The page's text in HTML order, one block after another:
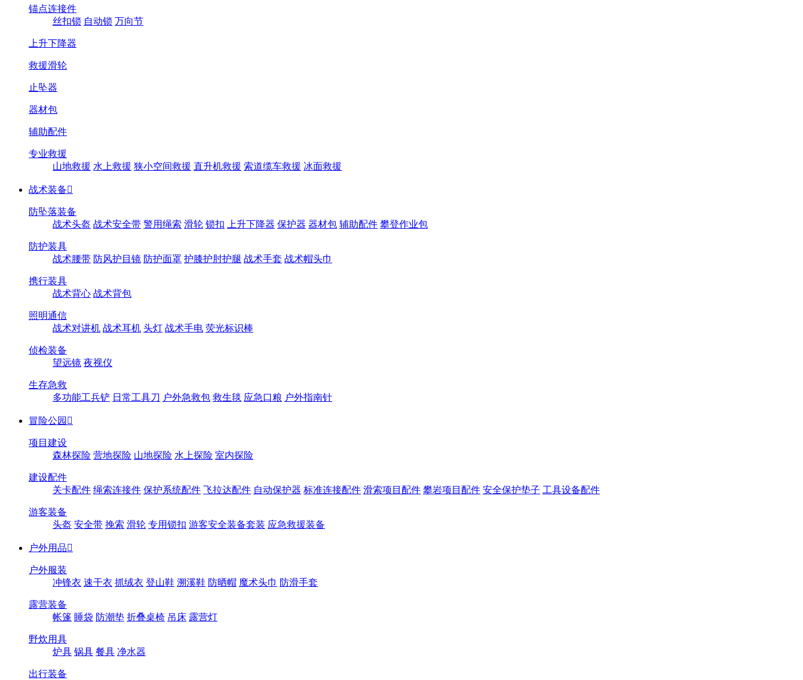
锚点连接件
丝扣锁 自动锁 万向节
上升下降器
救援滑轮
止坠器
器材包
辅助配件
专业救援
山地救援 水上救援 狭小空间救援 直升机救援 索道缆车救援 冰面救援
战术装备
防坠落装备
战术头盔 战术安全带 警用绳索 滑轮 锁扣 上升下降器 保护器 器材包 辅助配件 攀登作业包
防护装具
战术腰带 防风护目镜 防护面罩 护膝护肘护腿 战术手套 战术帽头巾
携行装具
战术背心 战术背包
照明通信
战术对讲机 战术耳机 头灯 战术手电 荧光标识棒
侦检装备
望远镜 夜视仪
生存急救
多功能工兵铲 日常工具刀 户外急救包 救生毯 应急口粮 户外指南针
冒险公园 
项目建设
森林探险 营地探险 山地探险 水上探险 室内探险
建设配件
关卡配件 绳索连接件 保护系统配件 飞拉达配件 自动保护器 标准连接配件 滑索项目配件 攀岩项目配件 安全保护垫子 工具设备配件
游客装备
头盔 安全带 挽索 滑轮 专用锁扣 游客安全装备套装 应急救援装备
户外用品
户外服装
冲锋衣 速干衣 抓绒衣 登山鞋 溯溪鞋 防晒帽 魔术头巾 防滑手套
露营装备
帐篷 睡袋 防潮垫 折叠桌椅 吊床 露营灯
野炊用具
炉具 锅具 餐具 净水器
出行装备